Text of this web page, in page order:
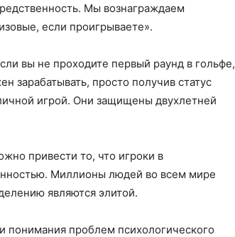
Мы вознаграждаем
если проигрываете».
вы не проходите первый раунд в гольфе,
зарабатывать, просто получив статус
игрой. Они защищены двухлетней
привести то, что игроки в
Миллионы людей во всем мире
являются элитой.
понимания проблем психологического